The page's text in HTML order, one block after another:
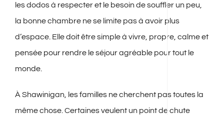
les dodos à respecter et le besoin de souffler un peu,
la bonne chambre ne se limite pas à avoir plus
d’espace. Elle doit être simple à vivre, propre, calme et
pensée pour rendre le séjour agréable pour tout le
monde.
À Shawinigan, les familles ne cherchent pas toutes la
même chose. Certaines veulent un point de chute